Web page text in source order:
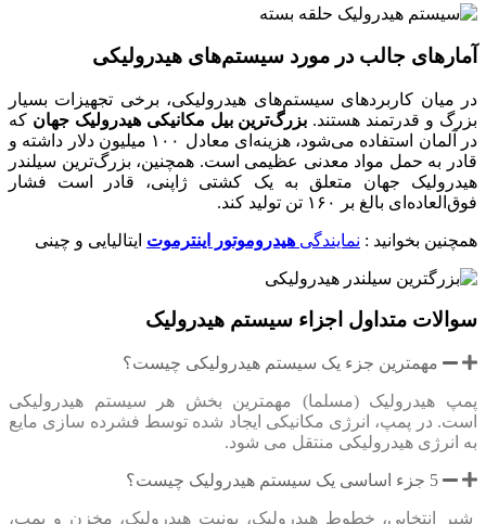
آمارهای جالب در مورد سیستم‌های هیدرولیکی
در میان کاربردهای سیستم‌های هیدرولیکی، برخی تجهیزات بسیار
بزرگ و قدرتمند هستند. بزرگ‌ترین بیل مکانیکی هیدرولیک جهان که
در آلمان استفاده می‌شود، هزینه‌ای معادل ۱۰۰ میلیون دلار داشته و
قادر به حمل مواد معدنی عظیمی است. همچنین، بزرگ‌ترین سیلندر
هیدرولیک جهان متعلق به یک کشتی ژاپنی، قادر است فشار
فوق‌العاده‌ای بالغ بر ۱۶۰ تن تولید کند.
همچنین بخوانید : نمایندگی هیدروموتور اینترموت ایتالیایی و چینی
سوالات متداول اجزاء سیستم هیدرولیک
مهمترین جزء یک سیستم هیدرولیکی چیست؟
پمپ هیدرولیک (مسلما) مهمترین بخش هر سیستم هیدرولیکی
است. در پمپ، انرژی مکانیکی ایجاد شده توسط فشرده سازی مایع
به انرژی هیدرولیکی منتقل می شود.
5 جزء اساسی یک سیستم هیدرولیک چیست؟
شیر انتخابی، خطوط هیدرولیک، یونیت هیدرولیک، مخزن و پمپ،